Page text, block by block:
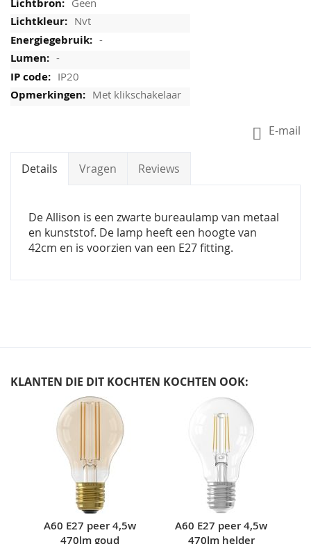
Nvt
-
-
IP20
Met klikschakelaar
E-mail
Details Vragen Reviews
De Allison is een zwarte bureaulamp van metaal
en kunststof. De lamp heeft een hoogte van
42cm en is voorzien van een E27 fitting.
KLANTEN DIE DIT KOCHTEN KOCHTEN OOK:
carousel
A60 E27 peer 4,5w
470lm goud
A60 E27 peer 4,5w
470lm helder